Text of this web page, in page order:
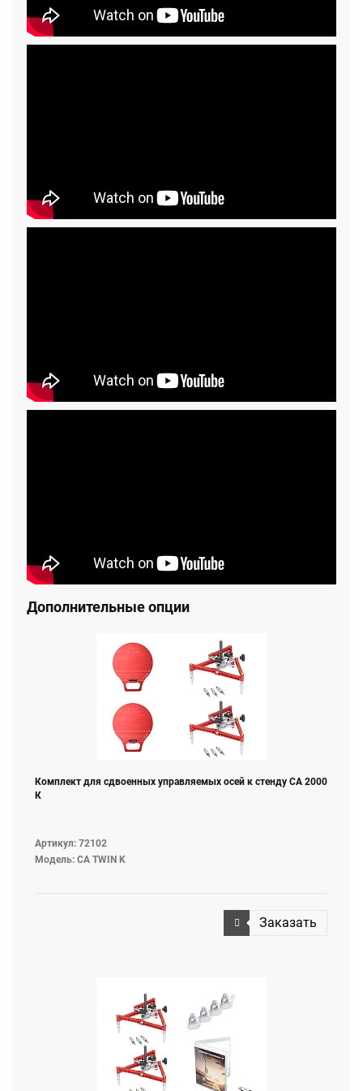
головками и компьютером используется технология
BlueTooth. Программа поэтапно указывает
Дополнительные опции
Комплект для сдвоенных управляемых осей к стенду СА 2000
К
Артикул: 72102
Модель: CA TWIN K
Заказать